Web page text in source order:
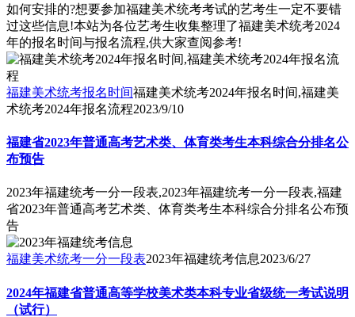
如何安排的?想要参加福建美术统考考试的艺考生一定不要错
过这些信息!本站为各位艺考生收集整理了福建美术统考2024
年的报名时间与报名流程,供大家查阅参考!
福建美术统考报名时间福建美术统考2024年报名时间,福建美
术统考2024年报名流程2023/9/10
福建省2023年普通高考艺术类、体育类考生本科综合分排名公
布预告
2023年福建统考一分一段表,2023年福建统考一分一段表,福建
省2023年普通高考艺术类、体育类考生本科综合分排名公布预
告
福建美术统考一分一段表2023年福建统考信息2023/6/27
2024年福建省普通高等学校美术类本科专业省级统一考试说明
（试行）